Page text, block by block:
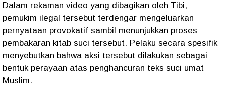
Dalam rekaman video yang dibagikan oleh Tibi,
pemukim ilegal tersebut terdengar mengeluarkan
pernyataan provokatif sambil menunjukkan proses
pembakaran kitab suci tersebut. Pelaku secara spesifik
menyebutkan bahwa aksi tersebut dilakukan sebagai
bentuk perayaan atas penghancuran teks suci umat
Muslim.